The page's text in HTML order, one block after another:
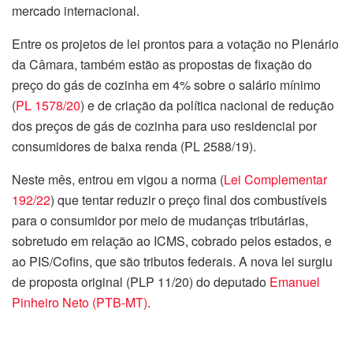
mercado internacional.
Entre os projetos de lei prontos para a votação no Plenário
da Câmara, também estão as propostas de fixação do
preço do gás de cozinha em 4% sobre o salário mínimo
(PL 1578/20) e de criação da política nacional de redução
dos preços de gás de cozinha para uso residencial por
consumidores de baixa renda (PL 2588/19).
Neste mês, entrou em vigou a norma (Lei Complementar
192/22) que tentar reduzir o preço final dos combustíveis
para o consumidor por meio de mudanças tributárias,
sobretudo em relação ao ICMS, cobrado pelos estados, e
ao PIS/Cofins, que são tributos federais. A nova lei surgiu
de proposta original (PLP 11/20) do deputado Emanuel
Pinheiro Neto (PTB-MT).